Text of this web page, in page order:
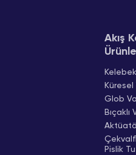
Akış
Glob
Bıçaklı
Pislik